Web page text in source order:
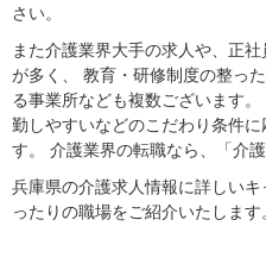
さい。
また介護業界大手の求人や、正
が多く、 教育・研修制度の整っ
る事業所なども複数ございます
勤しやすいなどのこだわり条件
す。 介護業界の転職なら、「介
兵庫県の介護求人情報に詳しい
ったりの職場をご紹介いたします